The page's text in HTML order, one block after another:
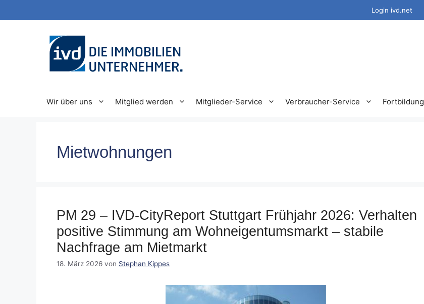
Inhalt
Login ivd.net
Wir über uns Mitglied werden Mitglieder-Service Verbraucher-Service Fortbildung
Mietwohnungen
PM 29 – IVD-CityReport Stuttgart Frühjahr 2026: Verhalten
positive Stimmung am Wohneigentumsmarkt – stabile
Nachfrage am Mietmarkt
18. März 2026 von Stephan Kippes